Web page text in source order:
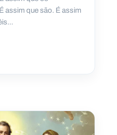
assim que são. É assim